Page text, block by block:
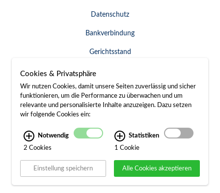
Datenschutz
Bankverbindung
Gerichtsstand
Widerruf erklären
SERVICE & KONTAKT
Besuch / Anfahrt
Kontakt
Cookies & Privatsphäre
Wir nutzen Cookies, damit unsere Seiten zuverlässig und sicher
funktionieren, um die Performance zu überwachen und um
relevante und personalisierte Inhalte anzuzeigen. Dazu setzen
wir folgende Cookies ein:
Notwendig
2 Cookies
Statistiken
1 Cookie
Einstellung speichern Alle Cookies akzeptieren